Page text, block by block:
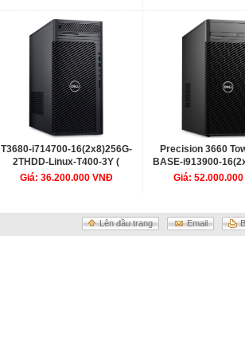
T3680-i714700-16(2x8)256G-
2THDD-Linux-T400-3Y (
300W) 42PT3680D03
Giá: 36.200.000 VNĐ
Precision 3660
BASE-i913900-
1THDD-Linux-
Giá:
Email
Lên đầu trang